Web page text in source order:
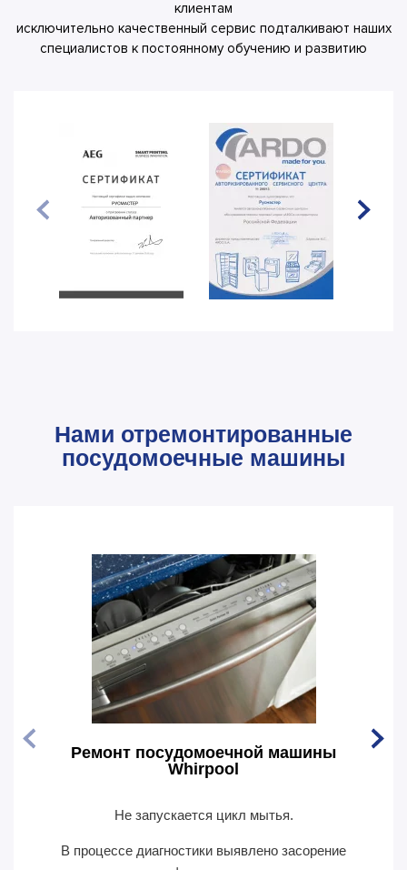
клиентам
исключительно качественный сервис подталкивают наших
специалистов к постоянному обучению и развитию
Нами отремонтированные
посудомоечные машины
Ремонт посудомоечной машины
Whirpool
Не запускается цикл мытья.
В процессе диагностики выявлено засорение